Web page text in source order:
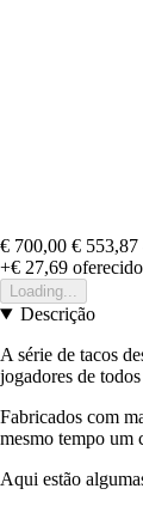
€ 700,00 € 553,87
+€ 27,69
Loading...
Descrição
A série de tacos
jogadores de
Fabricados com
mesmo tempo um
Aqui estão